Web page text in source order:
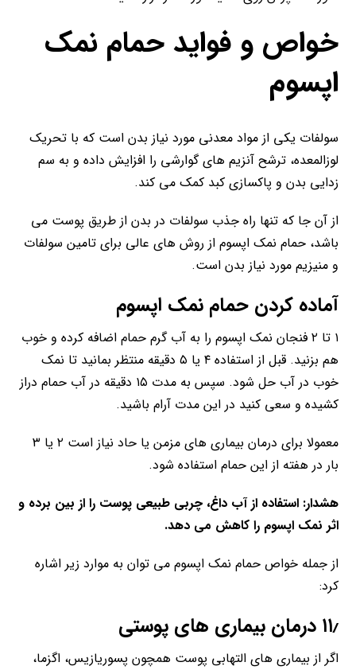
خواص و فواید حمام نمک
اپسوم
سولفات یکی از مواد معدنی مورد نیاز بدن است که با تحریک
لوزالمعده، ترشح آنزیم های گوارشی را افزایش داده و به سم
زدایی بدن و پاکسازی کبد کمک می کند.
از آن جا که تنها راه جذب سولفات در بدن از طریق پوست می
باشد، حمام نمک اپسوم از روش های عالی برای تامین سولفات
و منیزیم مورد نیاز بدن است.
آماده کردن حمام نمک اپسوم
۱ تا ۲ فنجان نمک اپسوم را به آب گرم حمام اضافه کرده و خوب
هم بزنید. قبل از استفاده ۴ یا ۵ دقیقه منتظر بمانید تا نمک
خوب در آب حل شود. سپس به مدت ۱۵ دقیقه در آب حمام دراز
کشیده و سعی کنید در این مدت آرام باشید.
معمولا برای درمان بیماری های مزمن یا حاد نیاز است ۲ یا ۳
بار در هفته از این حمام استفاده شود.
هشدار: استفاده از آب داغ، چربی طبیعی پوست را از بین برده و
اثر نمک اپسوم را کاهش می دهد.
از جمله خواص حمام نمک اپسوم می توان به موارد زیر اشاره
کرد:
۱۱٫ درمان بیماری های پوستی
اگر از بیماری های التهابی پوست همچون پسوریازیس، اگزما،